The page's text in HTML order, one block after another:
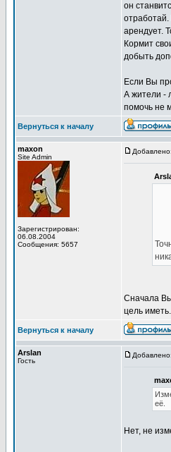
он
отработай.
арендует.
Кормит
добыть
Если Вы
А жители -
помочь не
Вернуться к началу
maxon
Site Admin
Зарегистрирован:
06.08.2004
Сообщения: 5657
Сначала
цель
Вернуться к началу
Arslan
Гость
её.
Нет, не